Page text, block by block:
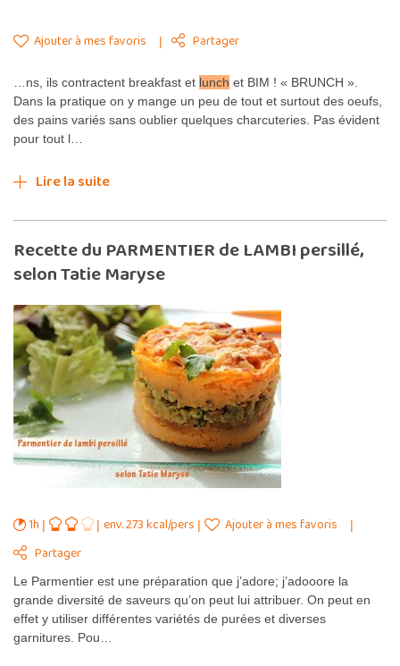
Ajouter à mes favoris Partager
…ns, ils contractent breakfast et lunch et BIM ! « BRUNCH ».
Dans la pratique on y mange un peu de tout et surtout des oeufs,
des pains variés sans oublier quelques charcuteries. Pas évident
pour tout l…
Lire la suite
Recette du PARMENTIER de LAMBI persillé,
selon Tatie Maryse
1h env. 273 kcal/pers
Ajouter à mes favoris
Partager
Le Parmentier est une préparation que j’adore; j’adooore la
grande diversité de saveurs qu’on peut lui attribuer. On peut en
effet y utiliser différentes variétés de purées et diverses
garnitures. Pou…